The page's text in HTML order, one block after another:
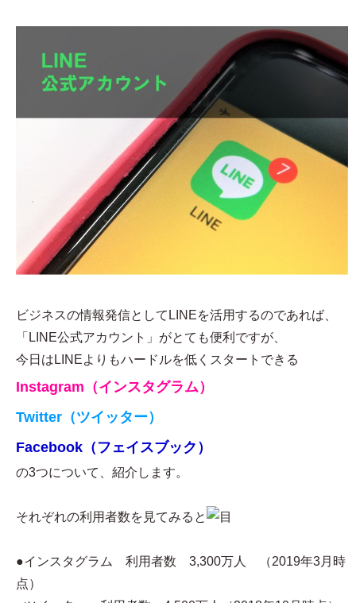
ビジネスの情報発信としてLINEを活用するのであれば、
「LINE公式アカウント」がとても便利ですが、
今日はLINEよりもハードルを低くスタートできる
Instagram（インスタグラム）
Twitter（ツイッター）
Facebook（フェイスブック）
の3つについて、紹介します。
それぞれの利用者数を見てみると
●インスタグラム 利用者数 3,300万人 （2019年3月時
点）